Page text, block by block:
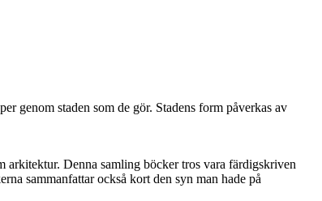
genom staden som de gör. Stadens form påverkas av
arkitektur. Denna samling böcker tros vara färdigskriven
sammanfattar också kort den syn man hade på